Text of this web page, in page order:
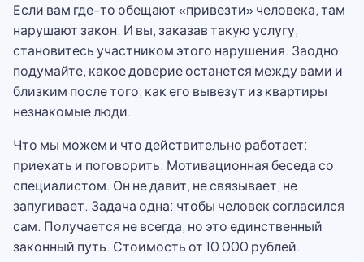
Если вам где-то обещают «привезти» человека, там
нарушают закон. И вы, заказав такую услугу,
становитесь участником этого нарушения. Заодно
подумайте, какое доверие останется между вами и
близким после того, как его вывезут из квартиры
незнакомые люди.
Что мы можем и что действительно работает:
приехать и поговорить. Мотивационная беседа со
специалистом. Он не давит, не связывает, не
запугивает. Задача одна: чтобы человек согласился
сам. Получается не всегда, но это единственный
законный путь. Стоимость от 10 000 рублей.